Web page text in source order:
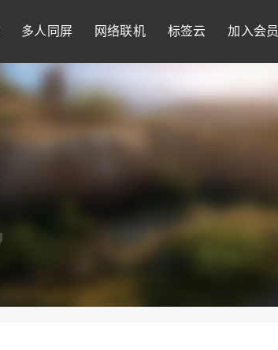
多人同屏 网络联机 标签云 加入会员